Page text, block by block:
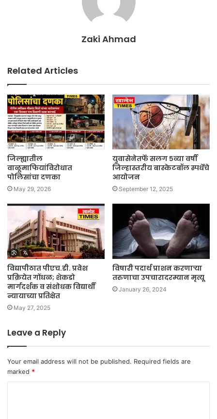
Zaki Ahmad
Related Articles
जिल्ह्यातील
वाळूमाफियांविरोधात
पोलिसांचा दणका
May 29, 2026
युवासेनेतर्फे सलग ५व्या वर्षी
जिल्हास्तरीय बास्केटबॉल स्पर्धेचे
आयोजन
September 12, 2025
विद्यापीठात पीएच.डी. प्रवेश
प्रक्रियेत गोंधळ; शेकडो
मार्गदर्शक व संशोधक विद्यार्थी
न्यायाच्या प्रतिक्षेत
May 27, 2025
विषारी पदार्थ प्राशन करणाऱ्या
तरुणाचा उपचारादरम्यान मृत्यू
January 26, 2024
Leave a Reply
Your email address will not be published. Required fields are
marked *